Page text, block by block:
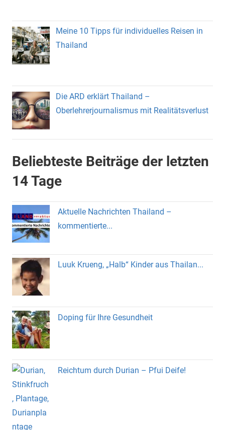
Meine 10 Tipps für individuelles Reisen in
Thailand
Die ARD erklärt Thailand –
Oberlehrerjournalismus mit Realitätsverlust
Beliebteste Beiträge der letzten
14 Tage
Aktuelle Nachrichten Thailand –
kommentierte...
Luuk Krueng, „Halb“ Kinder aus Thailan...
Doping für Ihre Gesundheit
Reichtum durch Durian – Pfui Deife!